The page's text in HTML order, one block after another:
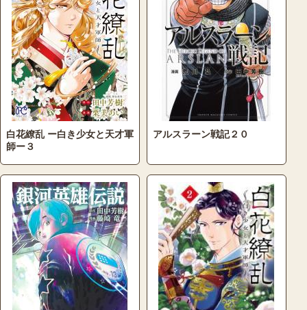
白花繚乱 ー白き少女と天才軍
師ー３
アルスラーン戦記２０